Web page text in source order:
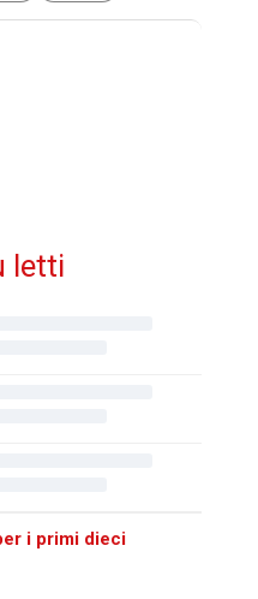
letti
i primi dieci